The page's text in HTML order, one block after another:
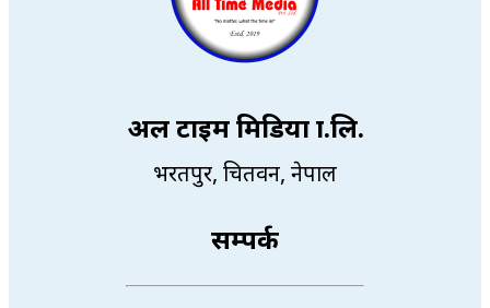
अल टाइम मिडिया प्रा.लि.
भरतपुर, चितवन, नेपाल
सम्पर्क